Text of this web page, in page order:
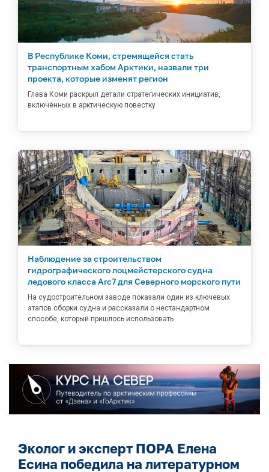
В Республике Коми, стремящейся стать
транспортным хабом Арктики, назвали три
проекта, которые изменят регион
Глава Коми раскрыл детали стратегических инициатив,
включённых в арктическую повестку
Наблюдение за строительством
гидрографического лоцмейстерского судна
ледового класса Arc7 для Северного морского пути
На судостроительном заводе показали один из ключевых
этапов сборки судна и рассказали о нестандартном
способе, который пришлось использовать
Эколог и эксперт ПОРА Елена
Есина победила на литературном